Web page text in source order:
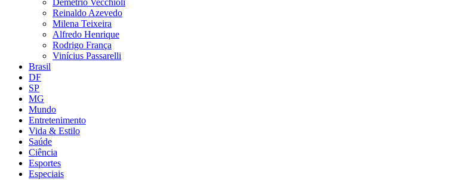
Demétrio Vecchioli
Reinaldo Azevedo
Milena Teixeira
Alfredo Henrique
Rodrigo França
Vinícius Passarelli
Brasil
DF
SP
MG
Mundo
Entretenimento
Vida & Estilo
Saúde
Ciência
Esportes
Especiais